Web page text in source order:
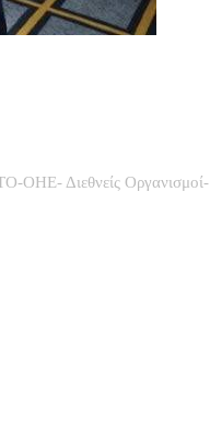
ΟΗΕ- Διεθνείς Οργανισμοί-